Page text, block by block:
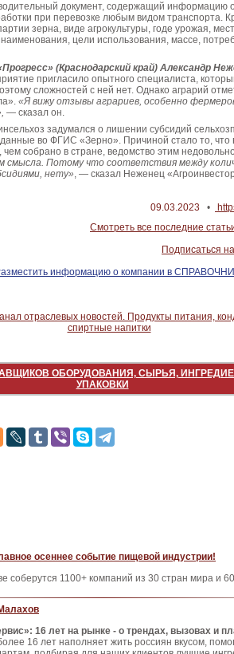
документ, содержащий информацию
при перевозке любым видом транспорта.
зерна, виде агрокультуры, годе урожая,
цели использования, массе,
(Краснодарский край) Александр
пригласило опытного специалиста,
сложностей с ней нет. Однако аграрий
«Я вижу отзывы аграриев, особенно
— сказал он.
задумался о лишении субсидий
во ФГИС «Зерно». Причиной стало то, что
собрано в стране, ведомство этим
смысла. Потому что соответствия между
нету», — сказал Неженец
09.03.2023 •
Смотреть все последние
Подписаться
информацию о компании в
ОБОРУДОВАНИЯ, СЫРЬЯ,
УПАКОВКИ
осеннее событие пищевой индустрии!
соберутся 1100+ компаний из 30 стран мира и
16 лет на рынке - о трендах, вызовах и
16 лет наполняет жить россиян вкусом,